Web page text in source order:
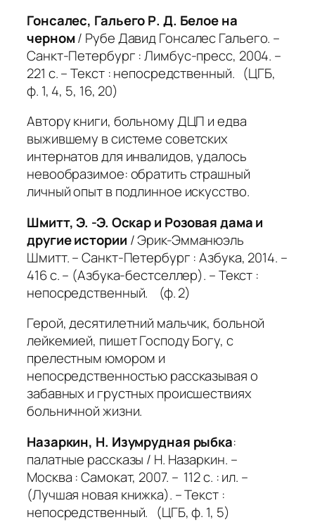
Гонсалес, Гальего Р. Д. Белое на
черном/ Рубе Давид Гонсалес Гальего. –
Санкт-Петербург : Лимбус-пресс, 2004. –
221 с. – Текст : непосредственный. (ЦГБ,
ф. 1, 4, 5, 16, 20)
Автору книги, больному ДЦП и едва
выжившему в системе советских
интернатов для инвалидов, удалось
невообразимое: обратить страшный
личный опыт в подлинное искусство.
Шмитт, Э. -Э. Оскар и Розовая дама и
другие истории / Эрик-Эмманюэль
Шмитт. – Санкт-Петербург : Азбука, 2014. –
416 с. – (Азбука-бестселлер). – Текст :
непосредственный. (ф. 2)
Герой, десятилетний мальчик, больной
лейкемией, пишет Господу Богу, с
прелестным юмором и
непосредственностью рассказывая о
забавных и грустных происшествиях
больничной жизни.
Назаркин, Н. Изумрудная рыбка:
палатные рассказы / Н. Назаркин. –
Москва : Самокат, 2007. – 112 с. : ил. –
(Лучшая новая книжка). – Текст :
непосредственный. (ЦГБ, ф. 1, 5)